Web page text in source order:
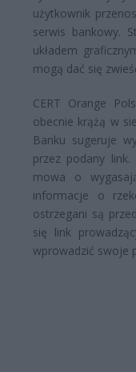
użytkownik
serwis bankowy.
układem
mogą dać się
CERT Orange
obecnie krążą w
Banku sugeruje
przez podany
mowa o
informacje o
ostrzegani są
się link
wprowadzić swoje